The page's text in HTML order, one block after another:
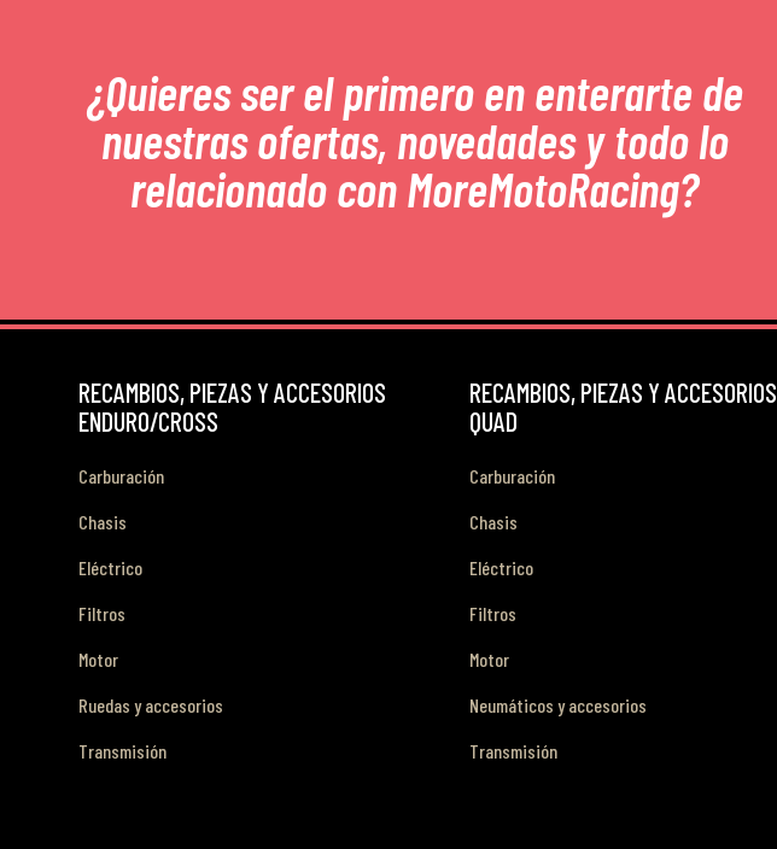
¿Quieres ser el primero en enterarte de
nuestras ofertas, novedades y todo lo
relacionado con MoreMotoRacing?
RECAMBIOS, PIEZAS Y ACCESORIOS
ENDURO/CROSS
Carburación
Chasis
Eléctrico
Filtros
Motor
Ruedas y accesorios
Transmisión
RECAMBIOS, PIEZAS Y ACCESORIOS
QUAD
Carburación
Chasis
Eléctrico
Filtros
Motor
Neumáticos y accesorios
Transmisión